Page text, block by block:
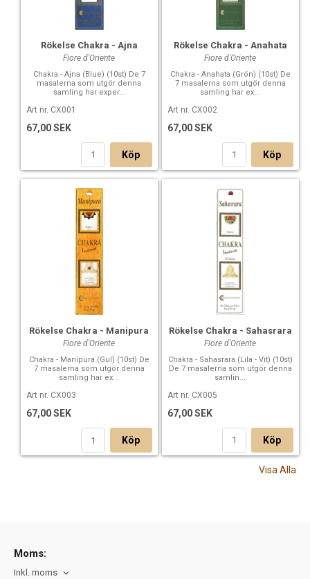
Rökelse Chakra - Ajna
Fiore d'Oriente
Chakra - Ajna (Blue) (10st) De 7
masalerna som utgör denna
samling har exper...
Art nr. CX001
67,00 SEK
Köp
Rökelse Chakra - Anahata
Fiore d'Oriente
Chakra - Anahata (Grön) (10st) De
7 masalerna som utgör denna
samling har ex...
Art nr. CX002
67,00 SEK
Köp
Rökelse Chakra - Manipura
Fiore d'Oriente
Chakra - Manipura (Gul) (10st) De
7 masalerna som utgör denna
samling har ex...
Art nr. CX003
67,00 SEK
Köp
Rökelse Chakra - Sahasrara
Fiore d'Oriente
Chakra - Sahasrara (Lila - Vit) (10st)
De 7 masalerna som utgör denna
samlin...
Art nr. CX005
67,00 SEK
Köp
Visa Alla
Moms:
Inkl. moms